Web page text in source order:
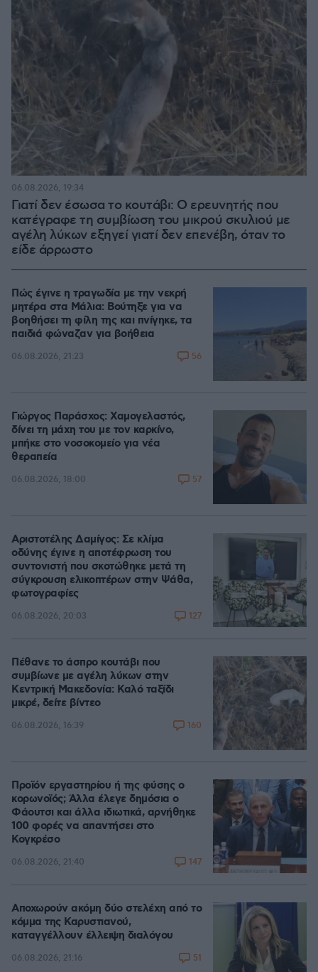
Γιατί δεν έσωσα το κουτάβι: Ο ερευνητής που
κατέγραφε τη συμβίωση του μικρού σκυλιού με
αγέλη λύκων εξηγεί γιατί δεν επενέβη, όταν το
είδε άρρωστο
06.08.2026, 19:34
Πώς έγινε η τραγωδία με την νεκρή
μητέρα στα Μάλια: Βούτηξε για να
βοηθήσει τη φίλη της και πνίγηκε, τα
παιδιά φώναζαν για βοήθεια
06.08.2026, 21:23 56
Γιώργος Παράσχος: Χαμογελαστός,
δίνει τη μάχη του με τον καρκίνο,
μπήκε στο νοσοκομείο για νέα
θεραπεία
06.08.2026, 18:00 57
Αριστοτέλης Δαμίγος: Σε κλίμα
οδύνης έγινε η αποτέφρωση του
συντονιστή που σκοτώθηκε μετά τη
σύγκρουση ελικοπτέρων στην Ψάθα,
φωτογραφίες
06.08.2026, 20:03 127
Πέθανε το άσπρο κουτάβι που
συμβίωνε με αγέλη λύκων στην
Κεντρική Μακεδονία: Καλό ταξίδι
μικρέ, δείτε βίντεο
06.08.2026, 16:39 160
Προϊόν εργαστηρίου ή της φύσης ο
κορωνοϊός; Άλλα έλεγε δημόσια ο
Φάουτσι και άλλα ιδιωτικά, αρνήθηκε
100 φορές να απαντήσει στο
Κογκρέσο
06.08.2026, 21:40 147
Αποχωρούν ακόμη δύο στελέχη από το
κόμμα της Καρυστιανού,
καταγγέλλουν έλλειψη διαλόγου
06.08.2026, 21:16 51